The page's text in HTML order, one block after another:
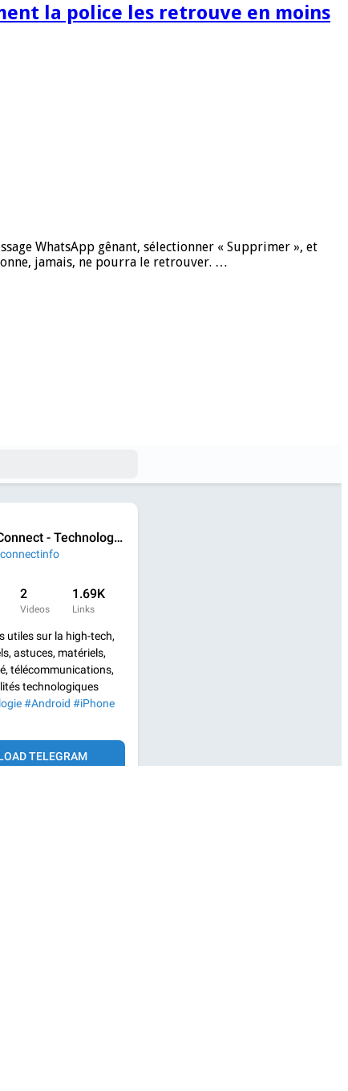
la police les retrouve en moins
WhatsApp gênant, sélectionner « Supprimer », et
jamais, ne pourra le retrouver. …